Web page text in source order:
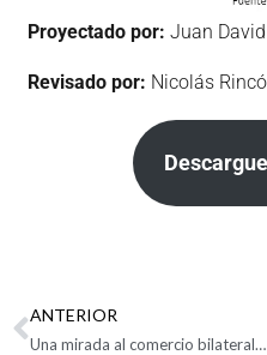
Proyectado por: Juan
Revisado por: Nicolás
ANTERIOR
Una mirada al comercio bilateral entre Colombia y Venezuela